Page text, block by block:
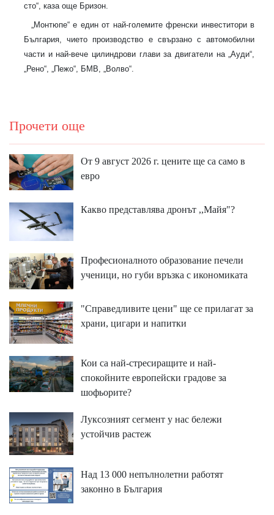
сто“, каза още Бризон.
„Монтюпе“ е един от най-големите френски инвеститори в
България, чието производство е свързано с автомобилни
части и най-вече цилиндрови глави за двигатели на „Ауди“,
„Рено“, „Пежо“, БМВ, „Волво“.
Прочети още
От 9 август 2026 г. цените ще са само в
евро
Какво представлява дронът ,,Майя"?
Професионалното образование печели
ученици, но губи връзка с икономиката
"Справедливите цени" ще се прилагат за
храни, цигари и напитки
Кои са най-стресиращите и най-
спокойните европейски градове за
шофьорите?
Луксозният сегмент у нас бележи
устойчив растеж
Над 13 000 непълнолетни работят
законно в България